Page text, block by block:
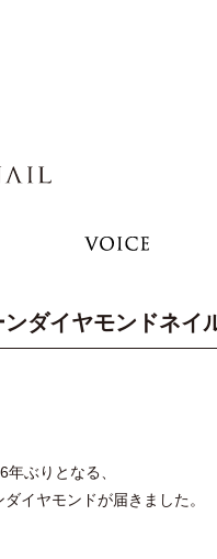
ンダイヤモンドネイ
ぶりとなる、
イヤモンドが届きました。